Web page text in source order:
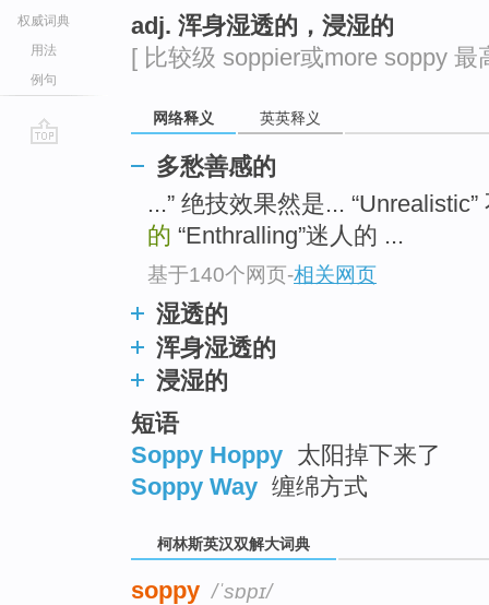
权威词典
用法
例句
adj. 浑身湿透的，浸湿的
[ 比较级 soppier或more soppy
网络释义 英英释义
多愁善感的
...” 绝技效果然是... “Unrealistic”
的 “Enthralling”迷人的 ...
基于140个网页-相关网页
湿透的
浑身湿透的
浸湿的
短语
Soppy Hoppy 太阳掉下来了
Soppy Way 缠绵方式
柯林斯英汉双解大词典
soppy /ˈsɒpɪ/